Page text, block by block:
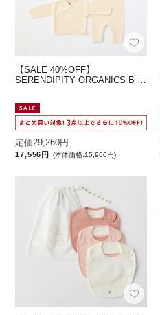
【SALE 40%OFF】
SERENDIPITY ORGANICS B …
定価29,260円
17,556円 (本体価格:15,960円)